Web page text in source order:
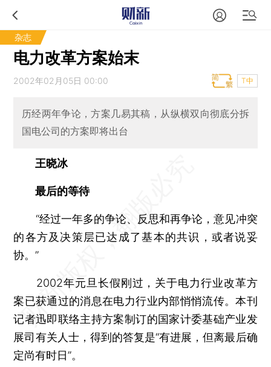
杂志
电力改革方案始末
2002年02月05日 00:00 T中
历经两年争论，方案几易其稿，从纵横双向彻底分拆
国电公司的方案即将出台
王晓冰
最后的等待
“经过一年多的争论、反思和再争论，意见冲突
的各方及决策层已达成了基本的共识，或者说妥
协。”
2002年元旦长假刚过，关于电力行业改革方
案已获通过的消息在电力行业内部悄悄流传。本刊
记者迅即联络主持方案制订的国家计委基础产业发
展司有关人士，得到的答复是“有进展，但离最后确
定尚有时日”。